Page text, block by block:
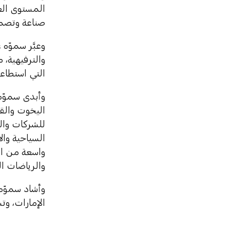
المستوى
صناعة
وعبَّر سموّه
التي
وأبدى
اليخوت
للشركات
السياحية
واسعة من
والرياضات
وأشاد
الإمارات،